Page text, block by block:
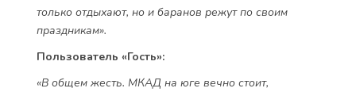
только отдыхают, но и баранов режут по своим
праздникам».
Пользователь «Гость»:
«В общем жесть. МКАД на юге вечно стоит,